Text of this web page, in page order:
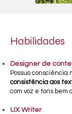
Habilidades
Designer de
Possuo consciência
consistência aos
com voz e tons bem
UX Writer